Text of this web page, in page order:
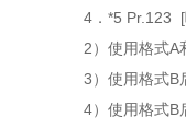
4．*5 Pr.123 [
2）使用格式
3）使用格式B
4）使用格式B